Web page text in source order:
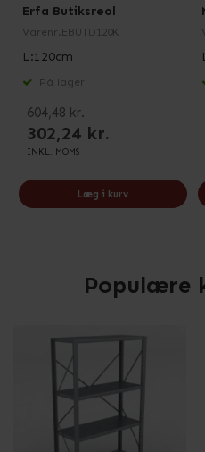
Erfa Butiksreol
Varenr. EBUTD120K
L:120cm
På lager
604,48 kr.
302,24 kr.
INKL. MOMS
Læg i kurv
Populære